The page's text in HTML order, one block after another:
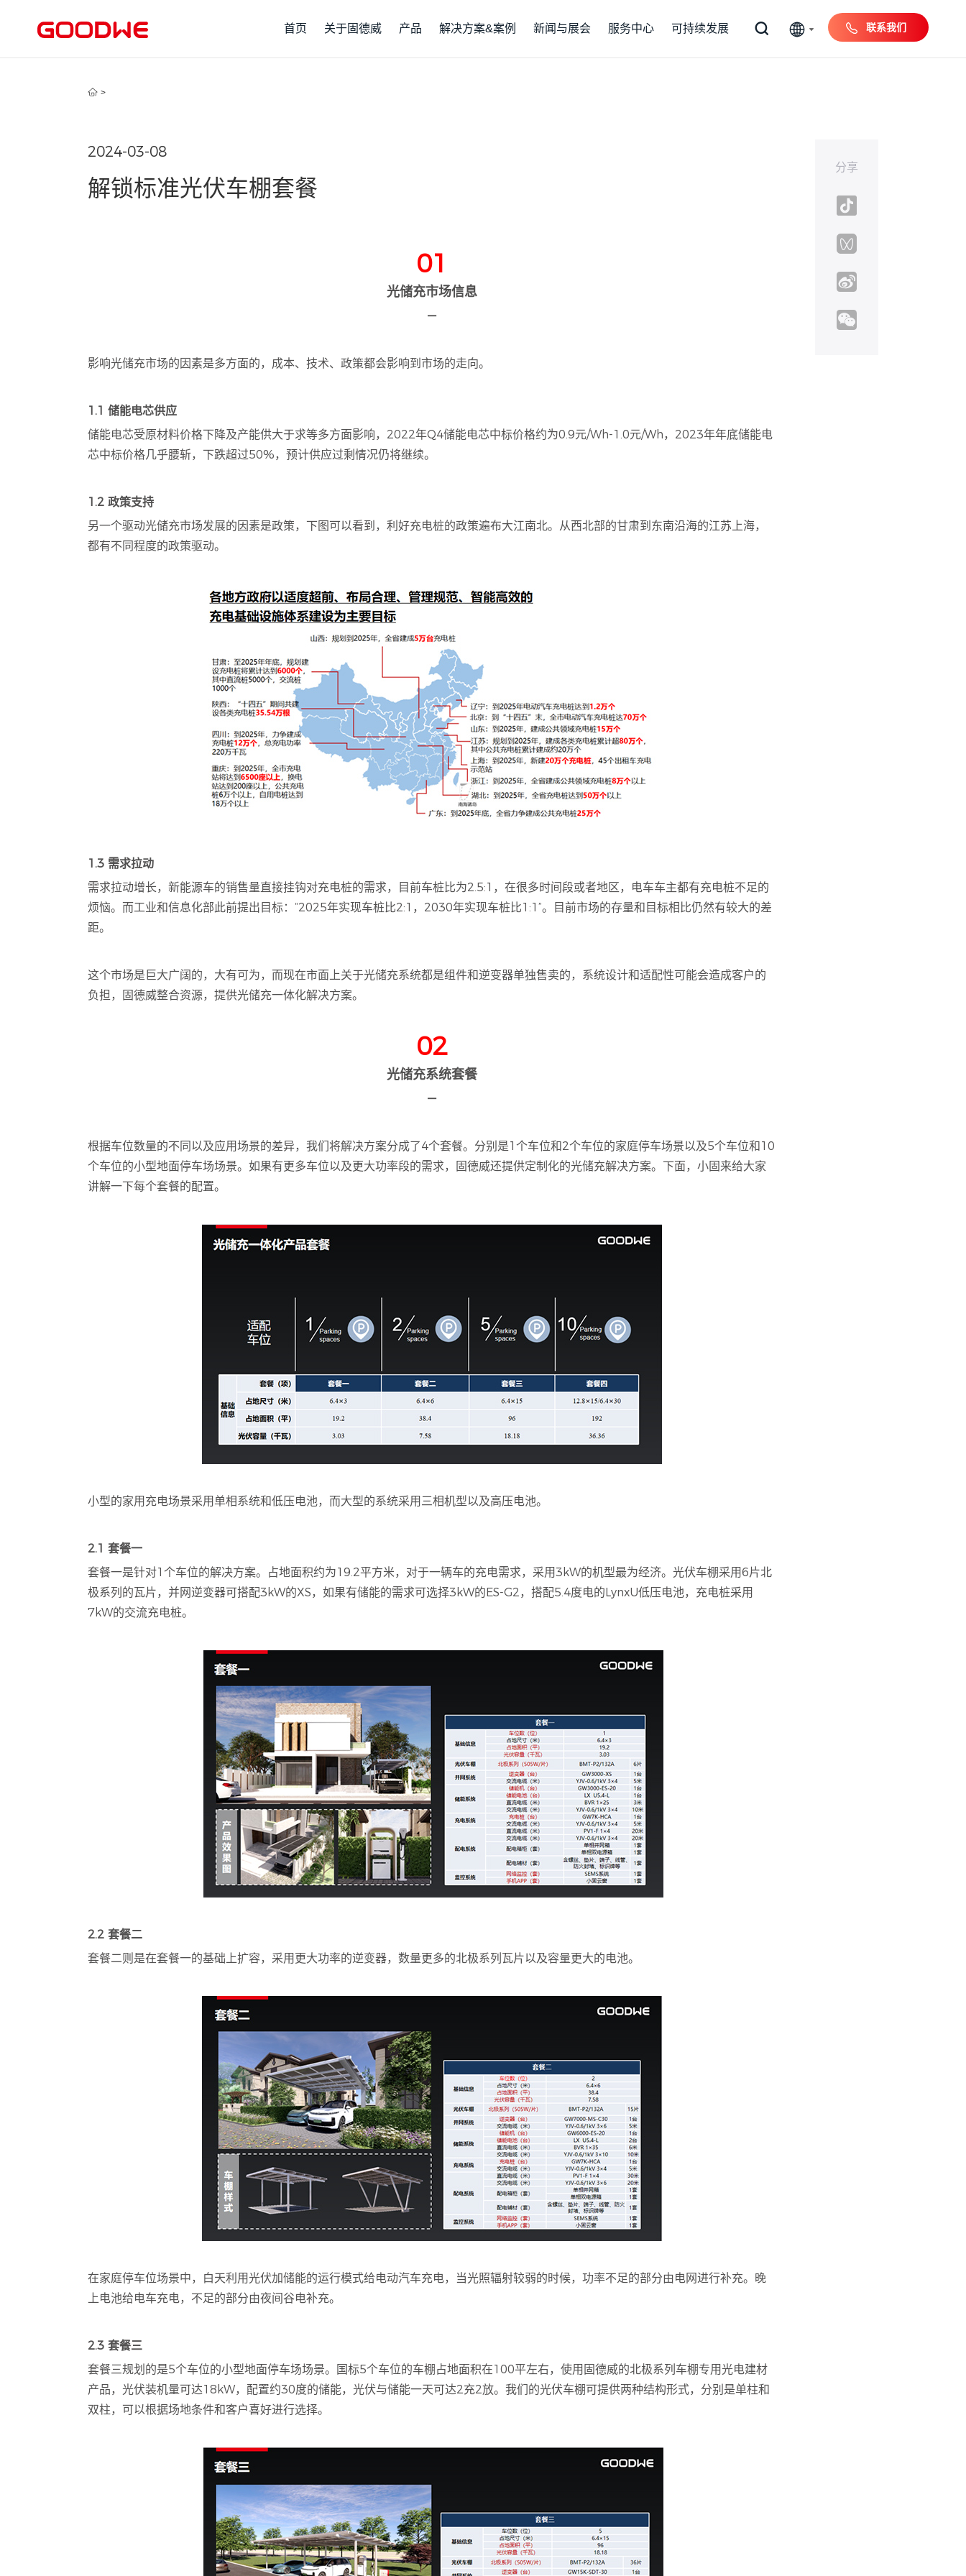
首页 关于固德威 产品 解决方案&案例 新闻与展会 服务中心 可持续发展 联系我们
>
分享
2024-03-08
解锁标准光伏车棚套餐
01
光储充市场信息
—
影响光储充市场的因素是多方面的，成本、技术、政策都会影响到市场的走向。
1.1 储能电芯供应
储能电芯受原材料价格下降及产能供大于求等多方面影响，2022年Q4储能电芯中标价格约为0.9元/Wh-1.0元/Wh，2023年年底储能电
芯中标价格几乎腰斩，下跌超过50%，预计供应过剩情况仍将继续。
1.2 政策支持
另一个驱动光储充市场发展的因素是政策，下图可以看到，利好充电桩的政策遍布大江南北。从西北部的甘肃到东南沿海的江苏上海，
都有不同程度的政策驱动。
1.3 需求拉动
需求拉动增长，新能源车的销售量直接挂钩对充电桩的需求，目前车桩比为2.5:1，在很多时间段或者地区，电车车主都有充电桩不足的
烦恼。而工业和信息化部此前提出目标：“2025年实现车桩比2:1，2030年实现车桩比1:1”。目前市场的存量和目标相比仍然有较大的差
距。
这个市场是巨大广阔的，大有可为，而现在市面上关于光储充系统都是组件和逆变器单独售卖的，系统设计和适配性可能会造成客户的
负担，固德威整合资源，提供光储充一体化解决方案。
02
光储充系统套餐
—
根据车位数量的不同以及应用场景的差异，我们将解决方案分成了4个套餐。分别是1个车位和2个车位的家庭停车场景以及5个车位和10
个车位的小型地面停车场场景。如果有更多车位以及更大功率段的需求，固德威还提供定制化的光储充解决方案。下面，小固来给大家
讲解一下每个套餐的配置。
小型的家用充电场景采用单相系统和低压电池，而大型的系统采用三相机型以及高压电池。
2.1 套餐一
套餐一是针对1个车位的解决方案。占地面积约为19.2平方米，对于一辆车的充电需求，采用3kW的机型最为经济。光伏车棚采用6片北
极系列的瓦片，并网逆变器可搭配3kW的XS，如果有储能的需求可选择3kW的ES-G2，搭配5.4度电的LynxU低压电池，充电桩采用
7kW的交流充电桩。
2.2 套餐二
套餐二则是在套餐一的基础上扩容，采用更大功率的逆变器，数量更多的北极系列瓦片以及容量更大的电池。
在家庭停车位场景中，白天利用光伏加储能的运行模式给电动汽车充电，当光照辐射较弱的时候，功率不足的部分由电网进行补充。晚
上电池给电车充电，不足的部分由夜间谷电补充。
2.3 套餐三
套餐三规划的是5个车位的小型地面停车场场景。国标5个车位的车棚占地面积在100平左右，使用固德威的北极系列车棚专用光电建材
产品，光伏装机量可达18kW，配置约30度的储能，光伏与储能一天可达2充2放。我们的光伏车棚可提供两种结构形式，分别是单柱和
双柱，可以根据场地条件和客户喜好进行选择。